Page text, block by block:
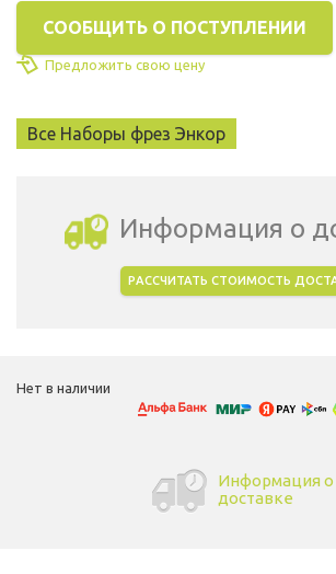
СООБЩИТЬ О ПОСТУПЛЕНИИ
Предложить свою цену
Все Наборы фрез Энкор
Информация о
РАССЧИТАТЬ СТОИМОСТЬ
Нет в наличии
Информация о
доставке